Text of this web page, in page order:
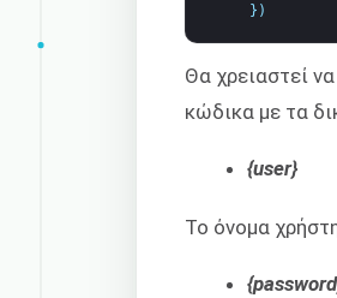
} )
Θα χρειαστεί
κώδικα με τα
{user}
Το όνομα